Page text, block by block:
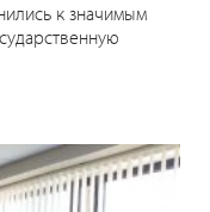
к значимым